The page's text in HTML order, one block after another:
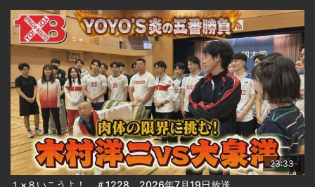
23:33
１×８いこうよ！ ＃1228 2026年7月19日放送